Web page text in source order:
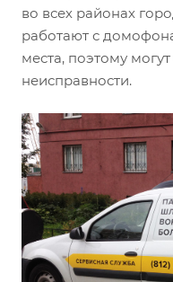
во всех районах
работают с
места, поэтому
неисправности.